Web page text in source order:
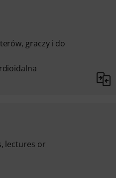
graczy i do
lectures or